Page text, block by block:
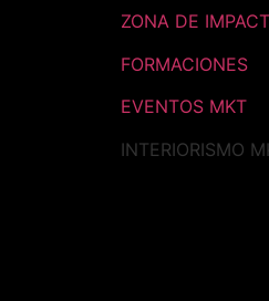
ZONA DE
FORMACIONES
EVENTOS MKT
INTERIORISMO